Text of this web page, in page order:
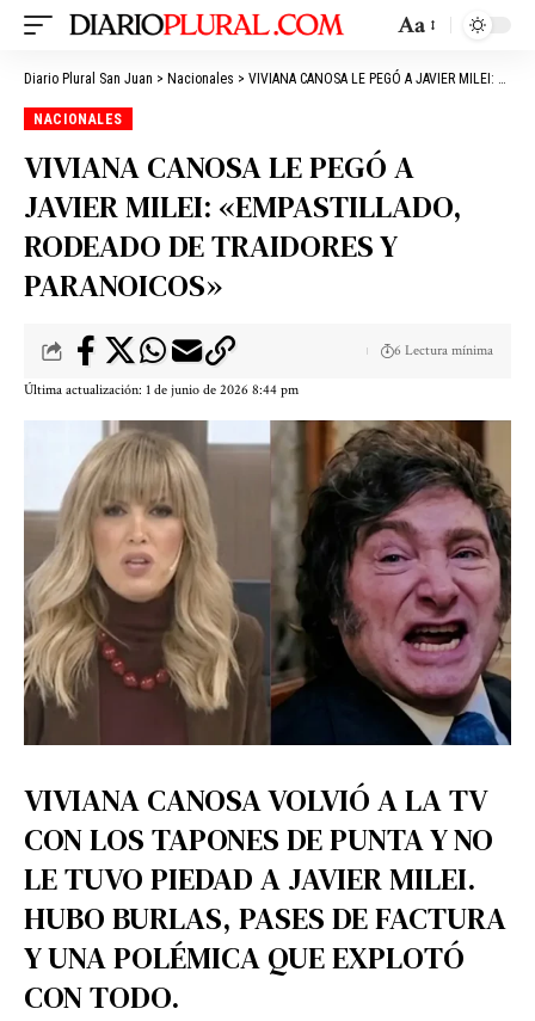
Aa
Diario Plural San Juan > Nacionales > VIVIANA CANOSA LE PEGÓ A JAVIER MILEI: «EMPASTILLADO, RODEADO DE TRAIDORES Y PARANOICOS»
NACIONALES
VIVIANA CANOSA LE PEGÓ A
JAVIER MILEI: «EMPASTILLADO,
RODEADO DE TRAIDORES Y
PARANOICOS»
Última actualización: 1 de junio de 2026 8:44 pm
6 Lectura mínima
VIVIANA CANOSA VOLVIÓ A LA TV
CON LOS TAPONES DE PUNTA Y NO
LE TUVO PIEDAD A JAVIER MILEI.
HUBO BURLAS, PASES DE FACTURA
Y UNA POLÉMICA QUE EXPLOTÓ
CON TODO.